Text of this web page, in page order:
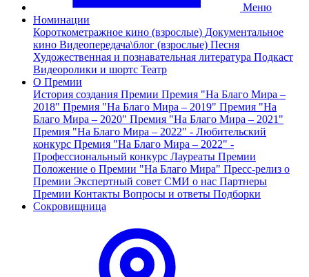
Меню
Номинации
Короткометражное кино (взрослые) Документальное
кино Видеопередача\блог (взрослые) Песня
Художественная и познавательная литература Подкаст
Видеоролики и шортс Театр
О Премии
История создания Премии Премия "На Благо Мира –
2018" Премия "На Благо Мира – 2019" Премия "На
Благо Мира – 2020" Премия "На Благо Мира – 2021"
Премия "На Благо Мира – 2022" - Любительский
конкурс Премия "На Благо Мира – 2022" -
Профессиональный конкурс Лауреаты Премии
Положение о Премии "На Благо Мира" Пресс-релиз о
Премии Экспертный совет СМИ о нас Партнеры
Премии Контакты Вопросы и ответы Подборки
Сокровищница